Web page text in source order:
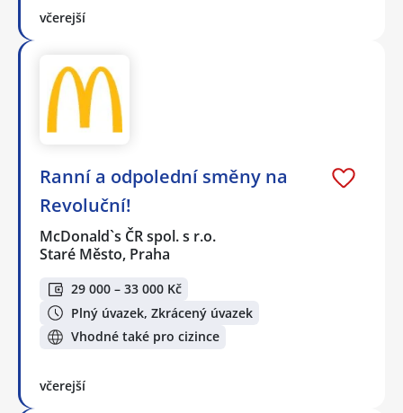
včerejší
Ranní a odpolední směny na
Revoluční!
McDonald`s ČR spol. s r.o.
Staré Město, Praha
29 000 – 33 000 Kč
Plný úvazek, Zkrácený úvazek
Vhodné také pro cizince
včerejší